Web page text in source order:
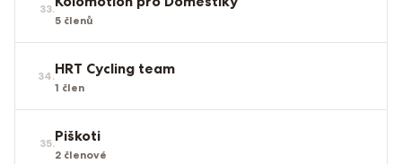
33.
5 členů
34.HRT Cycling team
1 člen
35.Piškoti
2 členové